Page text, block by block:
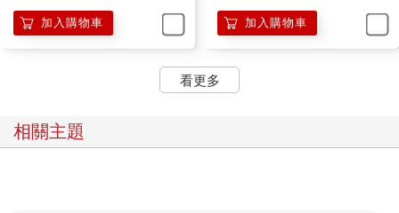
加入購物車 加入購物車
看更多
相關主題